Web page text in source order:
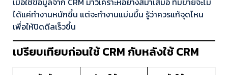
ได้แค่ทำงานหนักขึ้น แต่จะทำงานแม่นขึ้น รู้ว่าควรแก้จุดไหน
เพื่อให้ปิดดีลเร็วขึ้น
เปรียบเทียบก่อนใช้ CRM กับหลังใช้ CRM